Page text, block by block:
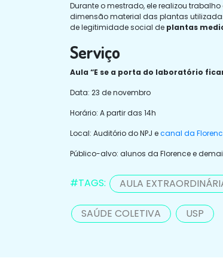
Durante o mestrado, ele realizou
dimensão material das plantas
de legitimidade social de plantas
Serviço
Aula “E se a porta do laboratório
Data: 23 de novembro
Horário: A partir das 14h
Local: Auditório do NPJ ecanal da
Público-alvo: alunos da Florence e
#TAGS: AULA
SAÚDE COLETIVA USP